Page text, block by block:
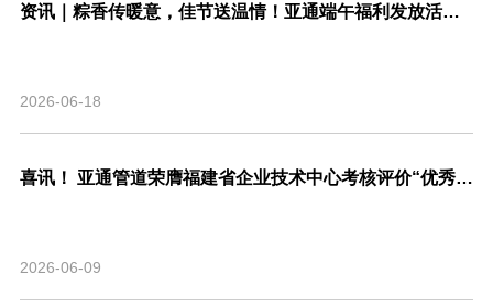
资讯｜粽香传暖意，佳节送温情！亚通端午福利发放活动圆满结束！
2026-06-18
喜讯！ 亚通管道荣膺福建省企业技术中心考核评价“优秀”等级，系省内管道行业唯一！
2026-06-09